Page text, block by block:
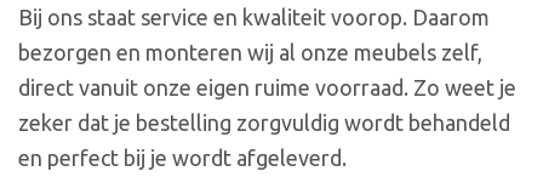
Bij ons staat service en kwaliteit voorop. Daarom
bezorgen en monteren wij al onze meubels zelf,
direct vanuit onze eigen ruime voorraad. Zo weet je
zeker dat je bestelling zorgvuldig wordt behandeld
en perfect bij je wordt afgeleverd.